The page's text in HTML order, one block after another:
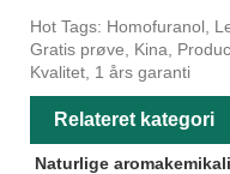
Hot Tags: Homofuranol,
Gratis prøve, Kina,
Kvalitet, 1 års garanti
Relateret kategori
Naturlige